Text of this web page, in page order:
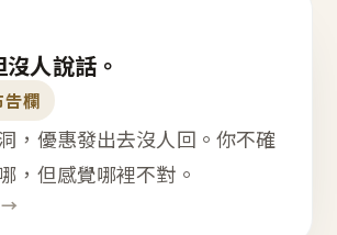
人說話。
告欄
，優惠發出去沒人回。你不確
，但感覺哪裡不對。
→